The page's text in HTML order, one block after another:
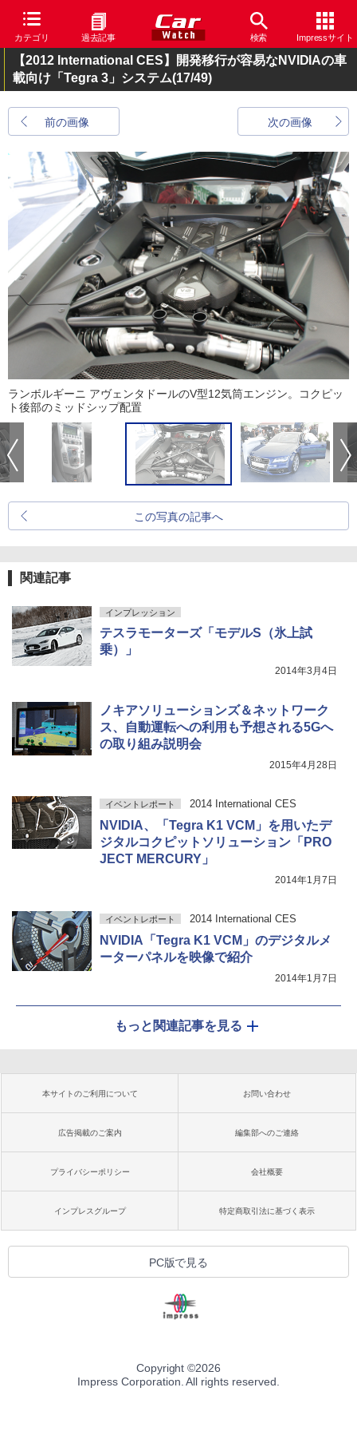
カテゴリ 過去記事 検索 Impressサイト
【2012 International CES】開発移行が容易なNVIDIAの車
載向け「Tegra 3」システム(17/49)
前の画像 次の画像
ランボルギーニ アヴェンタドールのV型12気筒エンジン。コクピッ
ト後部のミッドシップ配置
この写真の記事へ
関連記事
インプレッション
テスラモーターズ「モデルS（氷上試
乗）」
2014年3月4日
ノキアソリューションズ＆ネットワーク
ス、自動運転への利用も予想される5Gへ
の取り組み説明会
2015年4月28日
イベントレポート 2014 International CES
NVIDIA、「Tegra K1 VCM」を用いたデ
ジタルコクピットソリューション「PRO
JECT MERCURY」
2014年1月7日
イベントレポート 2014 International CES
NVIDIA「Tegra K1 VCM」のデジタルメ
ーターパネルを映像で紹介
2014年1月7日
もっと関連記事を見る
本サイトのご利用について お問い合わせ
広告掲載のご案内 編集部へのご連絡
プライバシーポリシー 会社概要
インプレスグループ 特定商取引法に基づく表示
PC版で見る
Copyright ©2026
Impress Corporation. All rights reserved.